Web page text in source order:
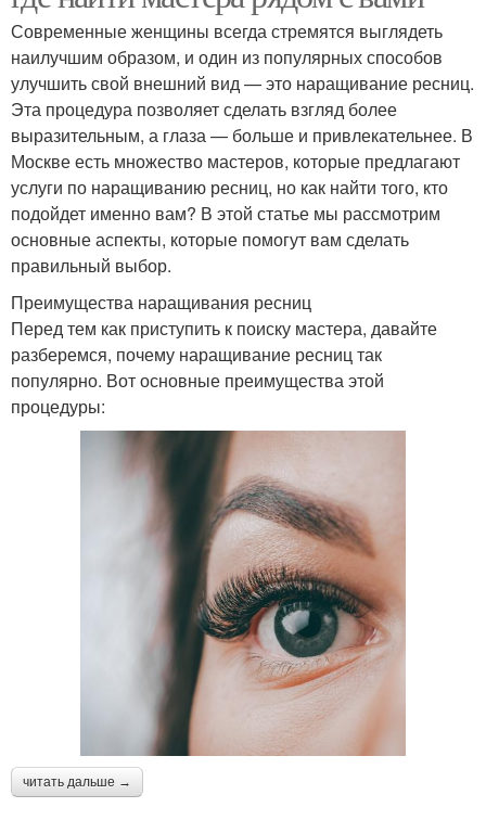
Современные женщины всегда стремятся выглядеть
наилучшим образом, и один из популярных способов
улучшить свой внешний вид — это наращивание ресниц.
Эта процедура позволяет сделать взгляд более
выразительным, а глаза — больше и привлекательнее. В
Москве есть множество мастеров, которые предлагают
услуги по наращиванию ресниц, но как найти того, кто
подойдет именно вам? В этой статье мы рассмотрим
основные аспекты, которые помогут вам сделать
правильный выбор.
Преимущества наращивания ресниц
Перед тем как приступить к поиску мастера, давайте
разберемся, почему наращивание ресниц так
популярно. Вот основные преимущества этой
процедуры:
читать дальше →